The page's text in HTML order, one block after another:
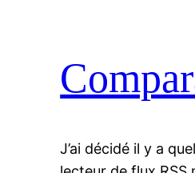
J’ai décidé il y a